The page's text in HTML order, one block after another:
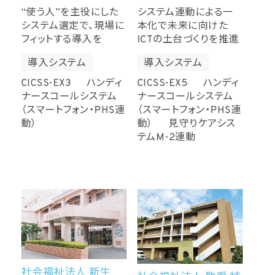
“使う人”を主役にした
システム選定で、現場に
フィットする導入を
導入システム
CICSS-EX3 ハンディ
ナースコールシステム
（スマートフォン・PHS連
動）
システム連動による一
本化で未来に向けた
ICTの土台づくりを推進
導入システム
CICSS-EX5 ハンディ
ナースコールシステム
（スマートフォン・PHS連
動） 見守りケアシス
テムM-2連動